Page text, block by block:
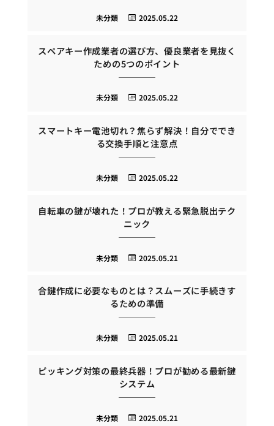
2025.05.22
未分類
スペアキー作成業者の選び方、優良業者を見抜く
ための5つのポイント
2025.05.22
未分類
スマートキー電池切れ？焦らず解決！自分ででき
る交換手順と注意点
2025.05.22
未分類
自転車の鍵が壊れた！プロが教える緊急脱出テク
ニック
2025.05.21
未分類
合鍵作成に必要なものとは？スムーズに手続きす
るための準備
2025.05.21
未分類
ピッキング対策の最終兵器！プロが勧める最新鍵
システム
2025.05.21
未分類